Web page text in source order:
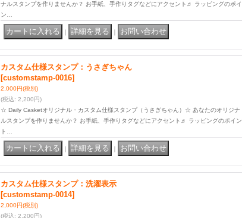
ナルスタンプを作りませんか？ お手紙、手作りタグなどにアクセント♬ ラッピングのポイ
ン…
｜ ｜
カスタム仕様スタンプ：うさぎちゃん
[customstamp-0016]
2,000円(税別)
(税込: 2,200円)
☆ Daily Casketオリジナル・カスタム仕様スタンプ（うさぎちゃん）☆ あなたのオリジナ
ルスタンプを作りませんか？ お手紙、手作りタグなどにアクセント♬ ラッピングのポイン
ト…
｜ ｜
カスタム仕様スタンプ：洗濯表示
[customstamp-0014]
2,000円(税別)
(税込: 2,200円)